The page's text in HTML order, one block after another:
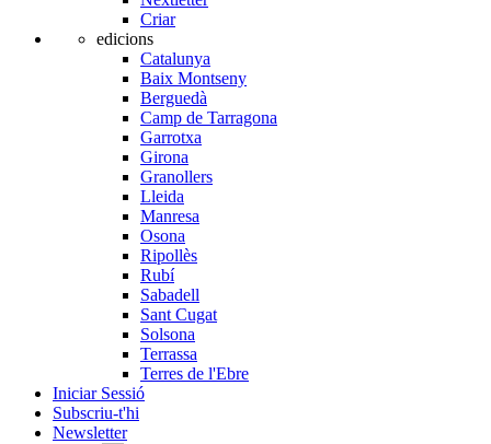
Criar
edicions
Catalunya
Baix Montseny
Berguedà
Camp de Tarragona
Garrotxa
Girona
Granollers
Lleida
Manresa
Osona
Ripollès
Rubí
Sabadell
Sant Cugat
Solsona
Terrassa
Terres de l'Ebre
Iniciar Sessió
Subscriu-t'hi
Newsletter